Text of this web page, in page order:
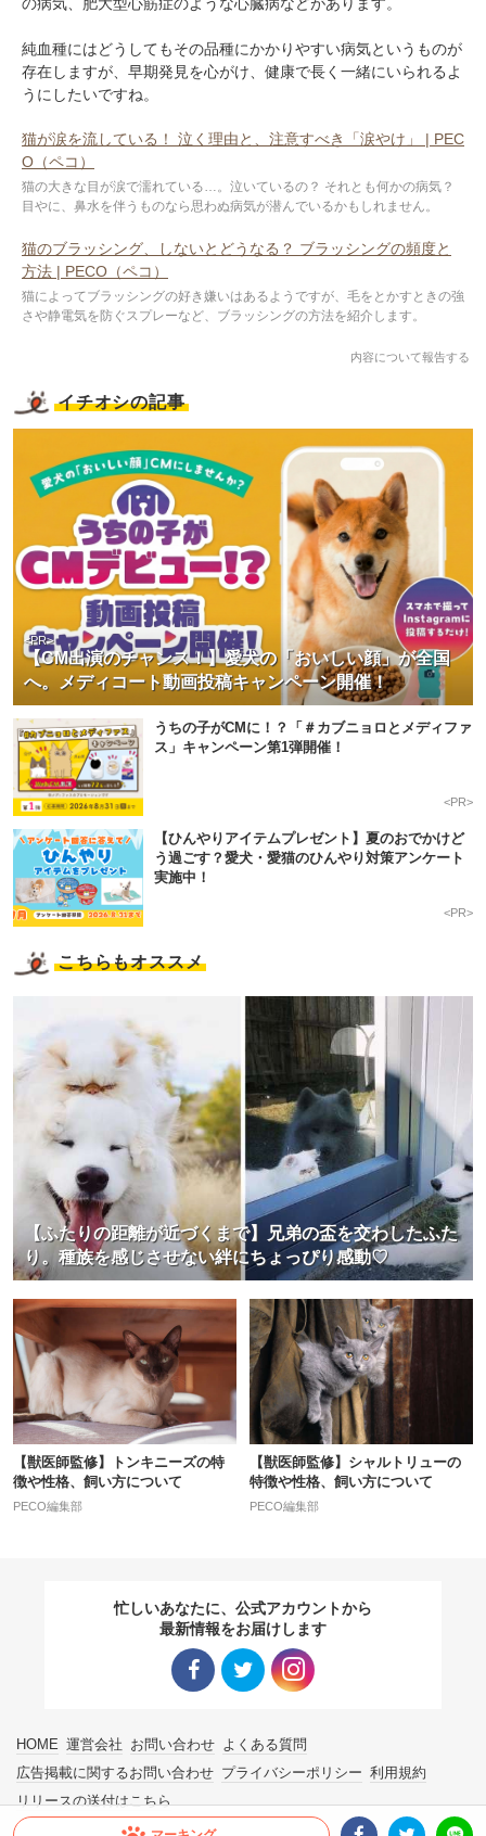
純血種にはどうしてもその品種にかかりやすい病気というものが
存在しますが、早期発見を心がけ、健康で長く一緒にいられるよ
うにしたいですね。
猫が涙を流している！ 泣く理由と、注意すべき「涙やけ」 | PEC
O（ペコ）
猫の大きな目が涙で濡れている…。泣いているの？ それとも何かの病気？
目やに、鼻水を伴うものなら思わぬ病気が潜んでいるかもしれません。
猫のブラッシング、しないとどうなる？ ブラッシングの頻度と
方法 | PECO（ペコ）
猫によってブラッシングの好き嫌いはあるようですが、毛をとかすときの強
さや静電気を防ぐスプレーなど、ブラッシングの方法を紹介します。
内容について報告する
イチオシの記事
【CM出演のチャンス！】愛犬の「おいしい顔」が全国
へ。メディコート動画投稿キャンペーン開催！
<PR>
うちの子がCMに！？「＃カブニョロとメディファ
ス」キャンペーン第1弾開催！
<PR>
【ひんやりアイテムプレゼント】夏のおでかけど
う過ごす？愛犬・愛猫のひんやり対策アンケート
実施中！
<PR>
こちらもオススメ
【ふたりの距離が近づくまで】兄弟の盃を交わしたふた
り。種族を感じさせない絆にちょっぴり感動♡
【獣医師監修】トンキニーズの特
徴や性格、飼い方について
PECO編集部
【獣医師監修】シャルトリューの
特徴や性格、飼い方について
PECO編集部
忙しいあなたに、公式アカウントから
最新情報をお届けします
ク ク
HOME 運営会社 お問い合わせ よくある質問
広告掲載に関するお問い合わせ プライバシーポリシー 利用規約
リリースの送付はこちら